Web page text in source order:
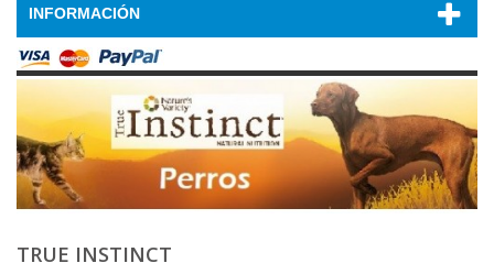
INFORMACIÓN
TRUE INSTINCT